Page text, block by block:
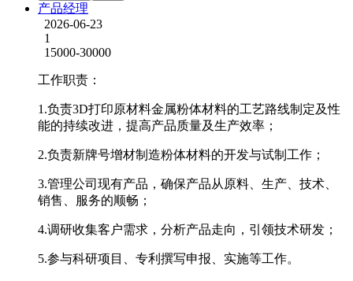
产品经理
2026-06-23
1
15000-30000
工作职责：
1.负责3D打印原材料金属粉体材料的工艺路线制定及性
能的持续改进，提高产品质量及生产效率；
2.负责新牌号增材制造粉体材料的开发与试制工作；
3.管理公司现有产品，确保产品从原料、生产、技术、
销售、服务的顺畅；
4.调研收集客户需求，分析产品走向，引领技术研发；
5.参与科研项目、专利撰写申报、实施等工作。